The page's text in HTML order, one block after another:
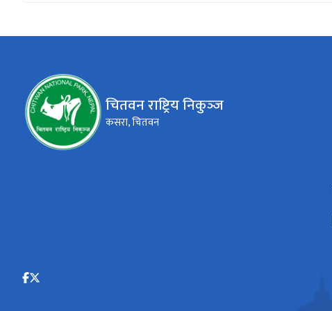
चितवन राष्ट्रिय निकुञ्‍ज
कसरा, चितवन